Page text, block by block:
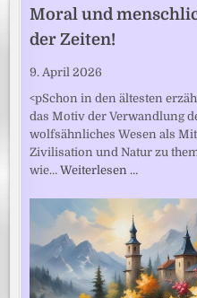
Moral und
der Zeiten!
9. April 2026
<pSchon in den ältesten
das Motiv der Verwandlung
wolfsähnliches Wesen als
Zivilisation und Natur zu
wie…Weiterlesen …